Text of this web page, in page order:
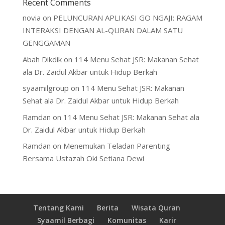
Recent Comments
novia on PELUNCURAN APLIKASI GO NGAJI: RAGAM
INTERAKSI DENGAN AL-QURAN DALAM SATU
GENGGAMAN
Abah Dikdikon 114 Menu Sehat JSR: Makanan Sehat
ala Dr. Zaidul Akbar untuk Hidup Berkah
syaamilgroup on 114 Menu Sehat JSR: Makanan
Sehat ala Dr. Zaidul Akbar untuk Hidup Berkah
Ramdan on 114 Menu Sehat JSR: Makanan Sehat ala
Dr. Zaidul Akbar untuk Hidup Berkah
Ramdan on Menemukan Teladan Parenting
Bersama Ustazah Oki Setiana Dewi
Tentang Kami Berita
Wisata Quran
Syaamil Berbagi
Komunitas Karir